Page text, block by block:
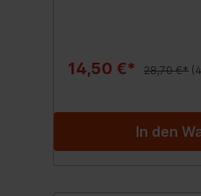
14,50 €* 28,70 €*
In den